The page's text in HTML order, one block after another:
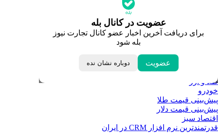
عضویت در کانال بله
برای دریافت آخرین اخبار عضو کانال تجارت نیوز
بله شود
عضویت دوباره نشان نده
قیمت درهم امارات
لحظه تحویل سال
داغ‌ترین‌های اقتصادی
طلا و ارز
خودرو
پیش‌بینی قیمت طلا
پیش‌بینی قیمت دلار
اقتصاد سبز
قدرتمندترین نرم‌ افزار CRM در ایران